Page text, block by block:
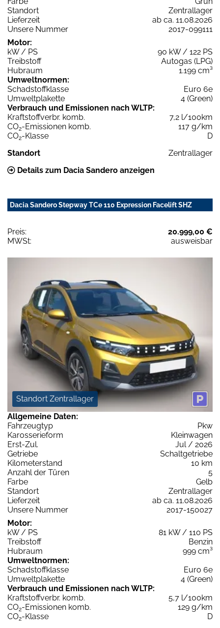
Standort
Zentrallager
Lieferzeit
ab ca. 11.08.2026
Unsere Nummer
2017-099111
Motor:
kW / PS
90 kW / 122 PS
Treibstoff
Autogas (LPG)
Hubraum
1.199 cm³
Umweltnormen:
Schadstoffklasse
Euro 6e
Umweltplakette
4 (Green)
Verbrauch und Emissionen nach WLTP:
Kraftstoffverbr. komb.
7,2 l/100km
CO2-Emissionen komb.
117 g/km
CO2-Klasse
D
Standort
Zentrallager
Details zum Dacia Sandero anzeigen
Dacia Sandero Stepway TCe 110 Expression Facelift SHZ
Preis:
20.999,00 €
MWSt:
ausweisbar
Standort Zentrallager
Allgemeine Daten:
Fahrzeugtyp
Pkw
Karosserieform
Kleinwagen
Erst-Zul.
Jul / 2026
Getriebe
Schaltgetriebe
Kilometerstand
10 km
Anzahl der Türen
5
Farbe
Gelb
Standort
Zentrallager
Lieferzeit
ab ca. 11.08.2026
Unsere Nummer
2017-150027
Motor:
kW / PS
81 kW / 110 PS
Treibstoff
Benzin
Hubraum
999 cm³
Umweltnormen:
Schadstoffklasse
Euro 6e
Umweltplakette
4 (Green)
Verbrauch und Emissionen nach WLTP:
Kraftstoffverbr. komb.
5,7 l/100km
CO2-Emissionen komb.
129 g/km
CO2-Klasse
D